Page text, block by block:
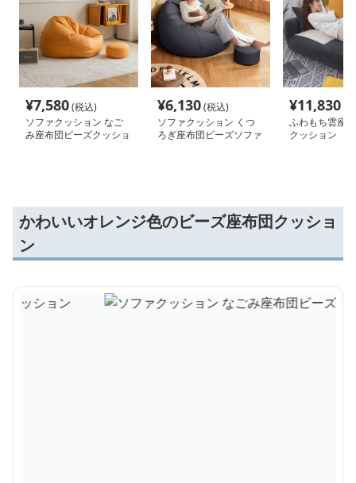
¥7,580(税込)
ソファクッション なご
み座布団ビーズクッショ
¥6,130(税込)
ソファクッション くつ
ろぎ座布団ビーズソファ
¥11,830
ふわもち雲座
クッション
かわいいオレンジ色のビーズ座布団クッショ
ン